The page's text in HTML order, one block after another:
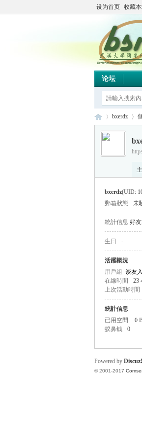
设为首页 收藏
论坛
›
bxerdz
bxerdz(UID:
郵箱狀態
未
統計信息 好
生日 -
活躍概況
用戶組 谈友
在線時間
23
上次活動時間
統計信息
已用空間
0
蚁鼻钱
0
Powered by Discuz!
© 2001-2017